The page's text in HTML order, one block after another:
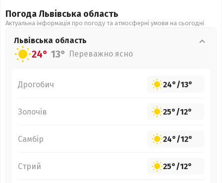
Погода Львівська область
Актуальна інформація про погоду та атмосферні умови на сьогодні
Львівська область
24° 13° Переважно ясно
Дрогобич 24°/13°
Золочів 25°/12°
Самбір 24°/12°
Стрий 25°/12°